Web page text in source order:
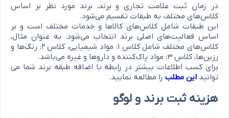
در زمان ثبت علامت تجاری و برند، برند مورد نظر بر اساس
کلاس‌های مختلف به طبقات تقسیم می‌شود.
این طبقات شامل کلاس‌های کالاها و خدمات مختلف است و بر
اساس فعالیت‌های اصلی برند انتخاب می‌شود. به عنوان مثال،
کلاس‌های مختلف شامل کلاس ۱: مواد شیمیایی، کلاس ۲: رنگ‌ها و
رزین‌ها، کلاس ۳: مواد پاک‌کننده و داروها و غیره می‌باشد.
برای کسب اطلاعات بیشتر در رابطه با اضافه طبقه برند شما می
توانید این مطلب را مطالعه نمایید.
هزینه ثبت برند و لوگو